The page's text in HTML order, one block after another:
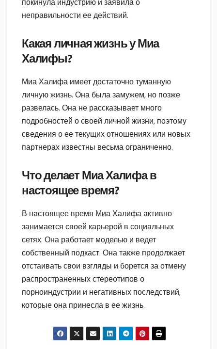
покинула индустрию и заявила о
неправильности ее действий.
Какая личная жизнь у Миа
Халифы?
Миа Халифа имеет достаточно туманную
личную жизнь. Она была замужем, но позже
развелась. Она не рассказывает много
подробностей о своей личной жизни, поэтому
сведения о ее текущих отношениях или новых
партнерах известны весьма ограниченно.
Что делает Миа Халифа в
настоящее время?
В настоящее время Миа Халифа активно
занимается своей карьерой в социальных
сетях. Она работает моделью и ведет
собственный подкаст. Она также продолжает
отстаивать свои взгляды и борется за отмену
распространенных стереотипов о
порноиндустрии и негативных последствий,
которые она принесла в ее жизнь.